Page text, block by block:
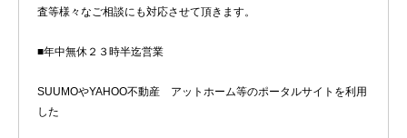
査等様々なご相談にも対応させて頂きます。
■年中無休２３時半迄営業
SUUMOやYAHOO不動産 アットホーム等のポータルサイトを利用
した